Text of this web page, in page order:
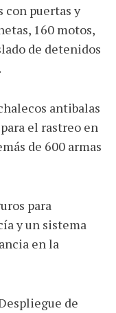
puertas y
160 motos,
de detenidos
antibalas
el rastreo en
de 600 armas
para
y un sistema
en la
de